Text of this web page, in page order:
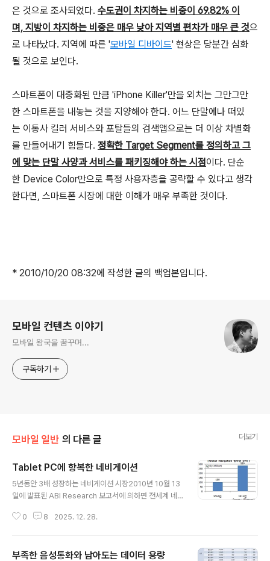
은 것으로 조사되었다. 수도권이 차지하는 비중이 69.82% 이
며, 지방이 차지하는 비중은 매우 낮아 지역별 편차가 매우 큰 것으
로 나타났다. 지역에 따른 '모바일 디바이드' 현상은 당분간 심화
될 것으로 보인다.
스마트폰이 대중화된 만큼 'iPhone Killer'만을 외치는 그만그만
한 스마트폰을 내놓는 것을 지양해야 한다. 어느 단말에나 떠있
는 이통사 킬러 서비스와 포탈들의 검색앱으로는 더 이상 차별화
를 만들어내기 힘들다. 정확한 Target Segment를 정의하고 그
에 맞는 단말 사양과 서비스를 패키징해야 하는 시점이다. 단순
한 Device Color만으로 특정 사용자층을 공략할 수 있다고 생각
한다면, 스마트폰 시장에 대한 이해가 매우 부족한 것이다.
* 2010/10/20 08:32에 작성한 글의 백업본입니다.
모바일 컨텐츠 이야기
모바일 왕국을 꿈꾸며...
구독하기
모바일 일반 의 다른 글 더보기
Tablet PC에 항복한 네비게이션
5년동안 3배 성장하는 네비게이션 시장2010년 10월 13
일에 발표된 ABI Research 보고서에 의하면 전세계 네
15년에는 2억 8천 300만대까지 지속적으로 성장할 것으
에서 Dominique Bonte는 선진시장부터 네비게이션 시
0 8 2025. 12. 28.
부족한 음성통화와 남아도는 데이터 용량